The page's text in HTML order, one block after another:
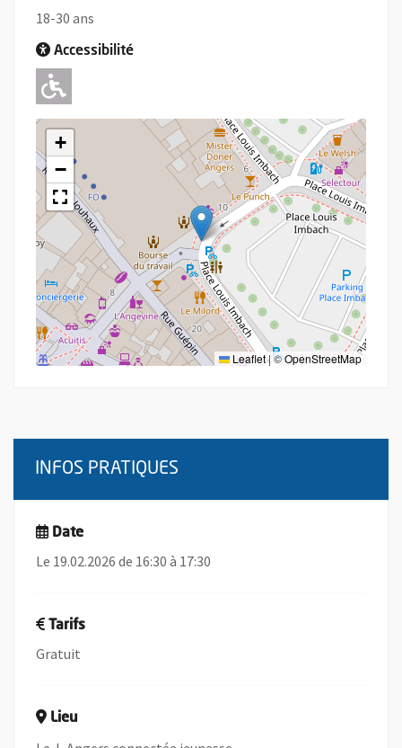
18-30 ans
Accessibilité
Adapté pour l'handicap Moteur
+
−
Leaflet|©OpenStreetMap
INFOS PRATIQUES
Date
Le 19.02.2026 de 16:30 à 17:30
Tarifs
Gratuit
Lieu